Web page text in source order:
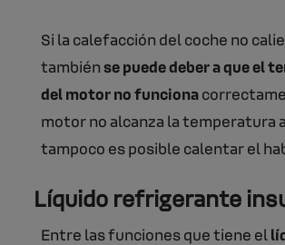
Si la calefacción del coche no
tambiénse puede deber a que el
del motor no funciona
motor no alcanza la temperatura
tampoco es posible calentar el
Líquido refrigerante
Entre las funciones que tiene el